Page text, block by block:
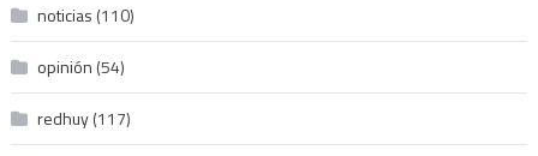
noticias (110)
opinión (54)
redhuy(117)